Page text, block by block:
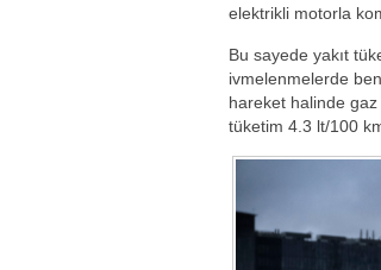
elektrikli motorla
Bu sayede yakıt
ivmelenmelerde
hareket halinde gaz
tüketim 4.3 lt/100